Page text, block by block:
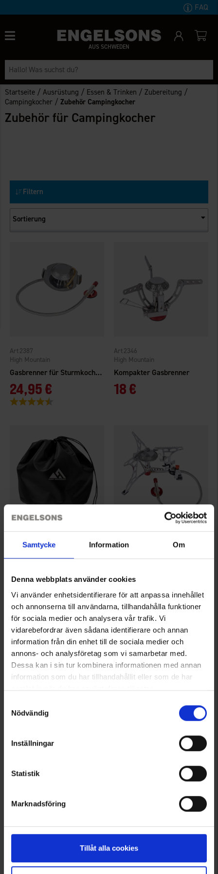
Samtycke Information Om
Denna webbplats använder cookies
Vi använder enhetsidentifierare för att anpassa innehållet
och annonserna till användarna, tillhandahålla funktioner
för sociala medier och analysera vår trafik. Vi
vidarebefordrar även sådana identifierare och annan
information från din enhet till de sociala medier och
annons- och analysföretag som vi samarbetar med.
Dessa kan i sin tur kombinera informationen med annan
information som du har tillhandahållit eller som de har
samlat in när du har använt deras tjänster.
Nödvändig
Inställningar
Statistik
Marknadsföring
Tillåt alla cookies
FAQ
AUS SCHWEDEN
Startseite /Ausrüstung / Essen & Trinken /Zubereitung /
Campingkocher /Zubehör Campingkocher
Zubehör für Campingkocher
Filtern
Sortierung
Gasbrenner für Sturmkocher
High Mountain
2387
24,95 €
Bewertung:
Kompakter Gasbrenner
High Mountain
2346
18 €
Packbeutel
High Mountain
2342
Ab
Bewertung: 3.6 von 5 Sternen
High Mountain
2386
27 €
Bewertung:
Feuerstahl
7591
1